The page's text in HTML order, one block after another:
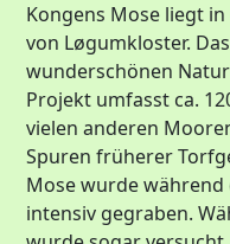
Kongens Mose liegt
von Løgumkloster.
wunderschönen
Projekt umfasst ca.
vielen anderen
Spuren früherer
Mose wurde
intensiv gegraben.